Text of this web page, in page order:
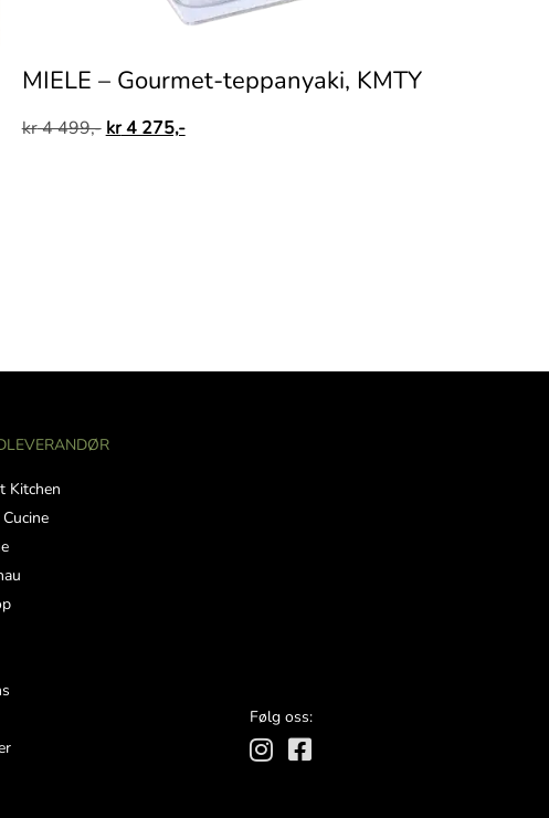
MIELE – Gourmet-teppanyaki, KMTY
kr4 499,- kr4 275,-
Kitchen
Følg oss: